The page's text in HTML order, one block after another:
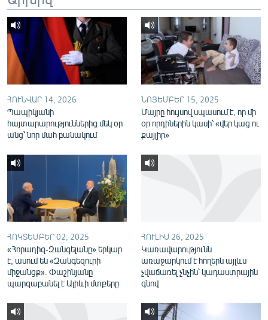
English
Русский
ՀԵՏԵՎԵՔ ՄԵԶ
ՀՈՒՆՎԱՐ 14, 2026
Պապիկյանի
հայտարարություններից մեկ օր
անց՝ նոր մահ բանակում
ՆՈՅԵՄԲԵՐ 15, 2025
Մայրը հույսով սպասում է, որ մի
օր որդիներին կասի՝ «վեր կաց ու
քայլիր»
ՀՈԿՏԵՄԲԵՐ 02, 2025
«Հորադիզ-Զանգելանը» երկար
է, ասում են «Զանգեզուրի
միջանցք». Փաշինյանը
պարզաբանել է Ալիևի մտքերը
ՀՈՒԼԻՍ 26, 2025
Կառավարությունն
առաջարկում է հողերն այլևս
չվաճառել չնչին՝ կադաստրային
գնով